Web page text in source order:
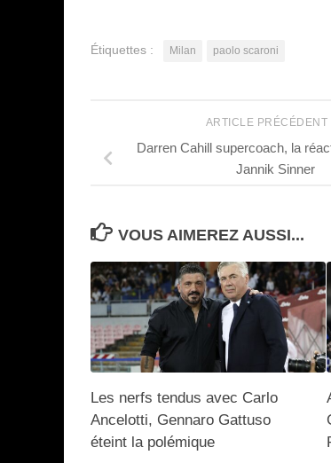
Étiquettes : Milan paolo scaroni
ARTICLE PRÉCÉDENT
Darren Cahill supercoach, la
Jannik Sinner
VOUS AIMEREZ AUSSI...
Les nerfs tendus avec Carlo
Ancelotti, Gennaro Gattuso
éteint la polémique